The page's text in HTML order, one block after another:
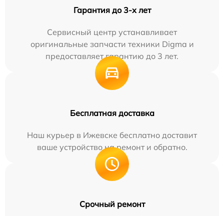
Гарантия до 3-х лет
Сервисный центр устанавливает
оригинальные запчасти техники Digma и
предоставляет гарантию до 3 лет.
Бесплатная доставка
Наш курьер в Ижевске бесплатно доставит
ваше устройство на ремонт и обратно.
Срочный ремонт